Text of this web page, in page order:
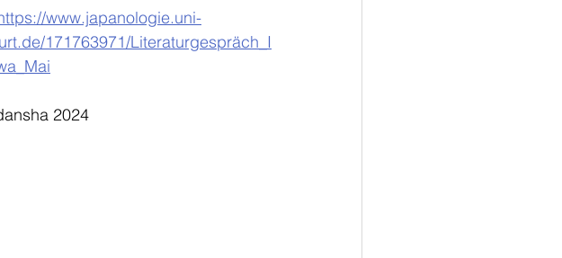
www.japanologie.uni-
171763971/Literaturgespräch_I
2024